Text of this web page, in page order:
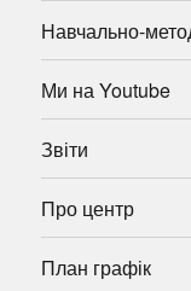
Навчально-
Ми на Youtube
Звіти
Про центр
План графік